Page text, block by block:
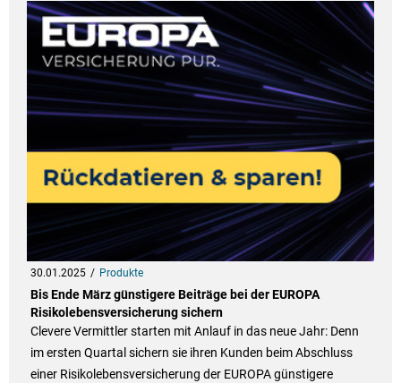
30.01.2025 Produkte
Bis Ende März günstigere Beiträge bei der EUROPA
Risikolebensversicherung sichern
Clevere Vermittler starten mit Anlauf in das neue Jahr: Denn
im ersten Quartal sichern sie ihren Kunden beim Abschluss
einer Risikolebensversicherung der EUROPA günstigere